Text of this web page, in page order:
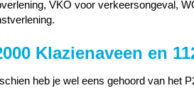
VKO voor verkeersongeval,
Klazienaveen en
heb je wel eens gehoord van het